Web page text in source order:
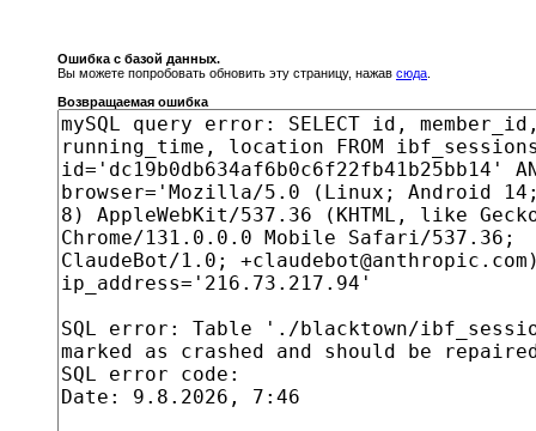
Ошибка с базой данных.
Вы можете попробовать обновить эту страницу, нажав сюда
Возвращаемая ошибка